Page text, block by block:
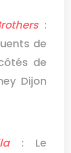
:
de
de
Dijon
: Le